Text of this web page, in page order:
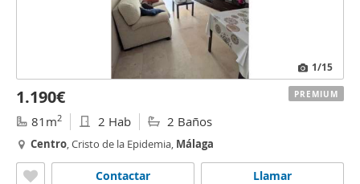
1/15
1.190€
81m2 2 Hab 2 Baños
Centro, Cristo de la Epidemia, Málaga
Llamar
Contactar
PREMIUM